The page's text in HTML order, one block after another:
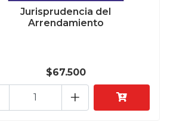
Jurisprudencia del
Arrendamiento
$67.500
+